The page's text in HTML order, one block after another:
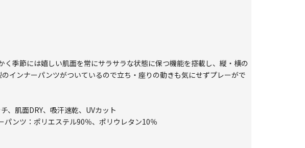
季節には嬉しい肌面を常にサラサラな状態に保つ機能を搭載し、縦・横の
インナーパンツがついているので立ち・座りの動きも気にせずプレーがで
、肌面DRY、吸汗速乾、UVカット
ンツ：ポリエステル90％、ポリウレタン10％